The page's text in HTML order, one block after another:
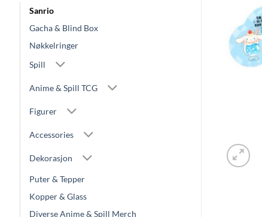
Sanrio
Gacha & Blind Box
Nøkkelringer
Spill
Anime & Spill TCG
Figurer
Accessories
Dekorasjon
Puter & Tepper
Kopper & Glass
Diverse Anime & Spill Merch